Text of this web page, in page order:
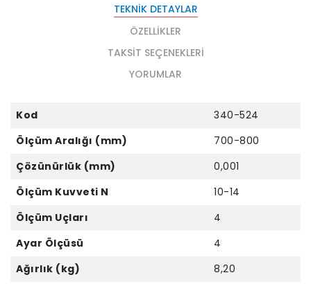
TEKNIK DETAYLAR
ÖZELLIKLER
TAKSIT SEÇENEKLERI
YORUMLAR
Kod
340-524
Ölçüm Aralığı (mm)
700-800
Çözünürlük (mm)
0,001
Ölçüm Kuvveti N
10-14
Ölçüm Uçları
4
Ayar Ölçüsü
4
Ağırlık (kg)
8,20